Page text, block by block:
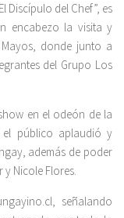
Discípulo del Chef”, es
encabezo la visita y
donde junto a
del Grupo Los
en el odeón de la
el público aplaudió y
además de poder
Nicole Flores.
señalando